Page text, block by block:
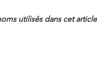
utilisés dans cet